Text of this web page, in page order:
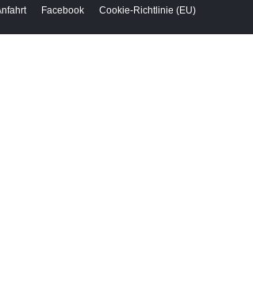
Facebook Cookie-Richtlinie (EU)